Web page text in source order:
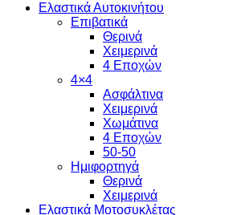
Ελαστικά Αυτοκινήτου
Επιβατικά
Θερινά
Χειμερινά
4 Εποχών
4×4
Ασφάλτινα
Χειμερινά
Χωμάτινα
4 Εποχών
50-50
Ημιφορτηγά
Θερινά
Χειμερινά
Ελαστικά Μοτοσυκλέτας